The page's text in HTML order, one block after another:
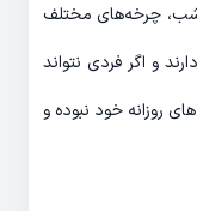
چرخه‌های مختلف
و اگر فردی نتواند
روزانه خود نبوده و